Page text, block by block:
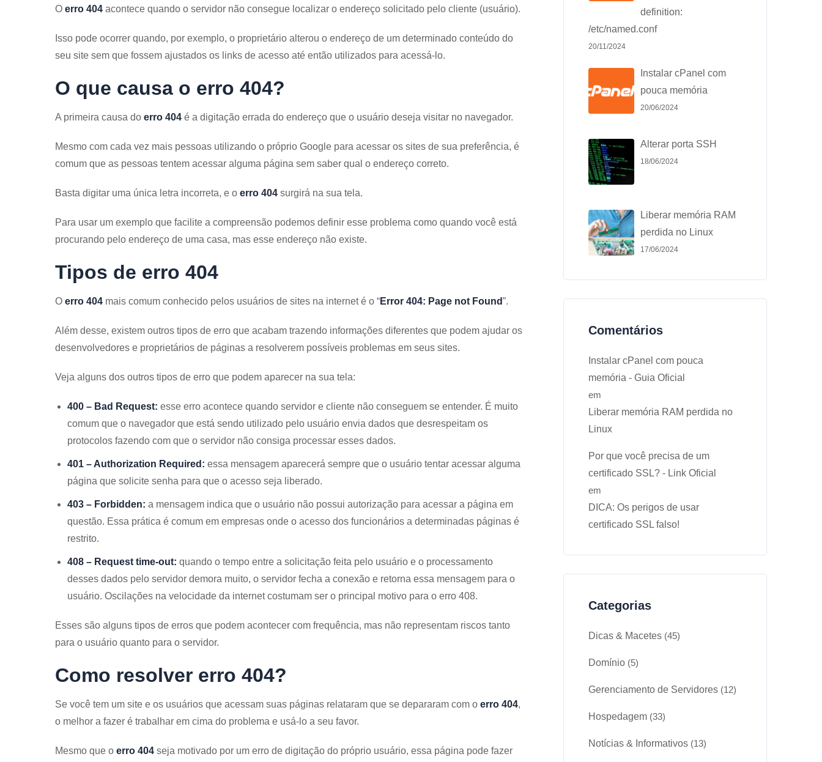
O erro 404 acontece quando o servidor não consegue localizar o endereço solicitado pelo cliente (usuário).
Isso pode ocorrer quando, por exemplo, o proprietário alterou o endereço de um determinado conteúdo do
seu site sem que fossem ajustados os links de acesso até então utilizados para acessá-lo.
O que causa o erro 404?
A primeira causa do erro 404 é a digitação errada do endereço que o usuário deseja visitar no navegador.
Mesmo com cada vez mais pessoas utilizando o próprio Google para acessar os sites de sua preferência, é
comum que as pessoas tentem acessar alguma página sem saber qual o endereço correto.
Basta digitar uma única letra incorreta, e o erro 404 surgirá na sua tela.
Para usar um exemplo que facilite a compreensão podemos definir esse problema como quando você está
procurando pelo endereço de uma casa, mas esse endereço não existe.
Tipos de erro 404
O erro 404 mais comum conhecido pelos usuários de sites na internet é o “Error 404: Page not Found”.
Além desse, existem outros tipos de erro que acabam trazendo informações diferentes que podem ajudar os
desenvolvedores e proprietários de páginas a resolverem possíveis problemas em seus sites.
Veja alguns dos outros tipos de erro que podem aparecer na sua tela:
400 – Bad Request: esse erro acontece quando servidor e cliente não conseguem se entender. É muito
comum que o navegador que está sendo utilizado pelo usuário envia dados que desrespeitam os
protocolos fazendo com que o servidor não consiga processar esses dados.
401 – Authorization Required: essa mensagem aparecerá sempre que o usuário tentar acessar alguma
página que solicite senha para que o acesso seja liberado.
403 – Forbidden: a mensagem indica que o usuário não possui autorização para acessar a página em
questão. Essa prática é comum em empresas onde o acesso dos funcionários a determinadas páginas é
restrito.
408 – Request time-out: quando o tempo entre a solicitação feita pelo usuário e o processamento
desses dados pelo servidor demora muito, o servidor fecha a conexão e retorna essa mensagem para o
usuário. Oscilações na velocidade da internet costumam ser o principal motivo para o erro 408.
Esses são alguns tipos de erros que podem acontecer com frequência, mas não representam riscos tanto
para o usuário quanto para o servidor.
Como resolver erro 404?
Se você tem um site e os usuários que acessam suas páginas relataram que se depararam com o erro 404,
o melhor a fazer é trabalhar em cima do problema e usá-lo a seu favor.
Mesmo que o erro 404 seja motivado por um erro de digitação do próprio usuário, essa página pode fazer
definition:
/etc/named.conf
20/11/2024
Instalar cPanel com
pouca memória
20/06/2024
Alterar porta SSH
18/06/2024
Liberar memória RAM
perdida no Linux
17/06/2024
Comentários
Instalar cPanel com pouca
memória - Guia Oficial
em
Liberar memória RAM perdida no
Linux
Por que você precisa de um
certificado SSL? - Link Oficial
em
DICA: Os perigos de usar
certificado SSL falso!
Categorias
Dicas & Macetes (45)
Domínio (5)
Gerenciamento de Servidores (12)
Hospedagem (33)
Notícias & Informativos (13)